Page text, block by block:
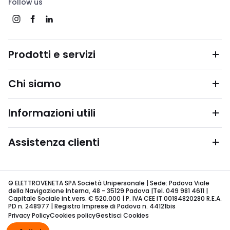
Follow us
Prodotti e servizi
Chi siamo
Informazioni utili
Assistenza clienti
© ELETTROVENETA SPA Società Unipersonale | Sede: Padova Viale
della Navigazione Interna, 48 - 35129 Padova |Tel. 049 981 4611 |
Capitale Sociale int.vers. € 520.000 | P. IVA CEE IT 00184820280 R.E.A.
PD n. 248977 | Registro Imprese di Padova n. 44121bis
Privacy PolicyCookies policyGestisci Cookies